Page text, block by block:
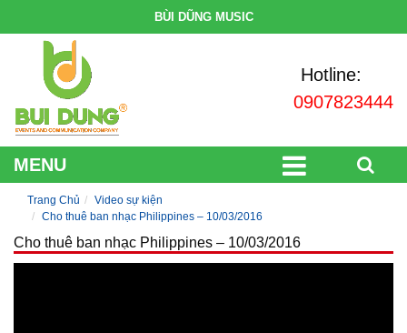
BÙI DŨNG MUSIC
Hotline:
0907823444
MENU
Trang Chủ
Video sự kiện
Cho thuê ban nhạc Philippines – 10/03/2016
Cho thuê ban nhạc Philippines – 10/03/2016